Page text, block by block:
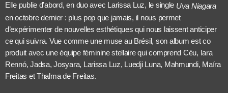
Elle publie d’abord, en duo avec Larissa Luz, le single Uva Niagara
en octobre dernier : plus pop que jamais, il nous permet
d’expérimenter de nouvelles esthétiques qui nous laissent anticiper
ce qui suivra. Vue comme une muse au Brésil, son album est co
produit avec une équipe féminine stellaire qui comprend Céu, Iara
Rennó, Jadsa, Josyara, Larissa Luz, Luedji Luna, Mahmundi, Maíra
Freitas et Thalma de Freitas.